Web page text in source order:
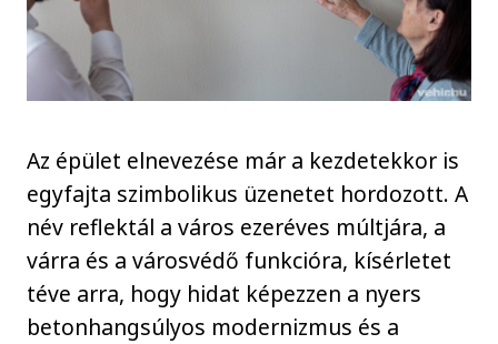
Az épület elnevezése már a kezdetekkor is
egyfajta szimbolikus üzenetet hordozott. A
név reflektál a város ezeréves múltjára, a
várra és a városvédő funkcióra, kísérletet
téve arra, hogy hidat képezzen a nyers
betonhangsúlyos modernizmus és a